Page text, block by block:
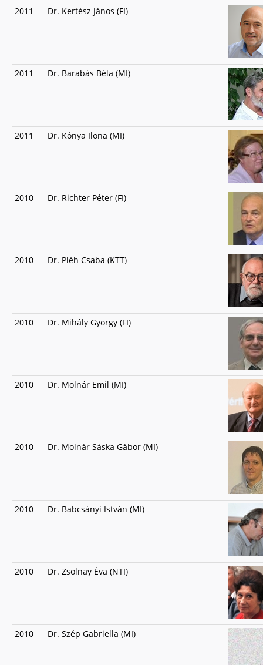
2011 Dr. Kertész János (FI)
2011 Dr. Barabás Béla (MI)
2011 Dr. Kónya Ilona (MI)
2010 Dr. Richter Péter (FI)
2010 Dr. Pléh Csaba (KTT)
2010 Dr. Mihály György (FI)
2010 Dr. Molnár Emil (MI)
2010 Dr. Molnár Sáska Gábor (MI)
2010 Dr. Babcsányi István (MI)
2010 Dr. Zsolnay Éva (NTI)
2010 Dr. Szép Gabriella (MI)